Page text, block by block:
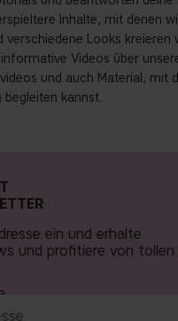
Inhalte, mit denen
verschiedene Looks kreieren
Videos über
und auch Material, mit
begleiten kannst.
ein und erhalte
und profitiere von